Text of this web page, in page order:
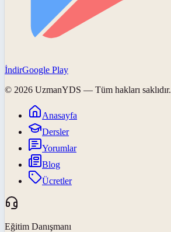
İndirGoogle Play
© 2026 UzmanYDS — Tüm hakları saklıdır.
Anasayfa
Dersler
Yorumlar
Blog
Ücretler
Eğitim Danışmanı